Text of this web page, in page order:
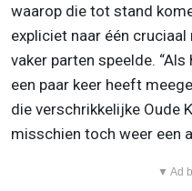
waarop die tot stand
expliciet naar één
vaker parten speelde.
een paar keer heeft
die verschrikkelijke Oude
misschien toch weer een
▼ Ad